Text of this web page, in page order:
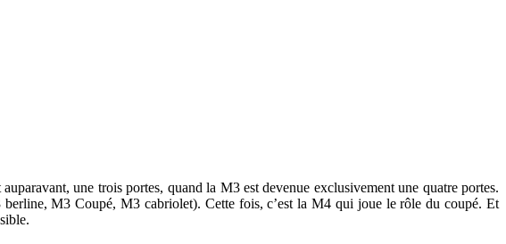
une trois portes, quand la M3 est devenue exclusivement une quatre portes.
M3 Coupé, M3 cabriolet). Cette fois, c’est la M4 qui joue le rôle du coupé. Et